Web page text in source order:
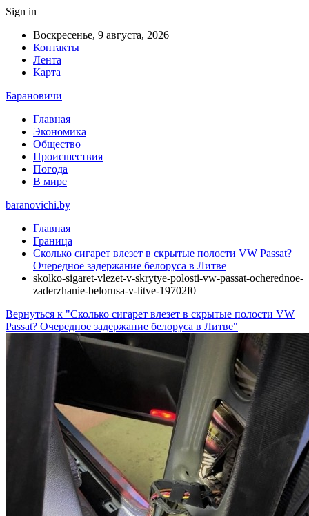
Sign in
Воскресенье, 9 августа, 2026
Контакты
Лента
Карта
Барановичи
Главная
Экономика
Общество
Происшествия
Погода
В мире
baranovichi.by
Главная
Граница
Сколько сигарет влезет в скрытые полости VW Passat?
Очередное задержание белоруса в Литве
skolko-sigaret-vlezet-v-skrytye-polosti-vw-passat-ocherednoe-
zaderzhanie-belorusa-v-litve-19702f0
Вернуться к "Сколько сигарет влезет в скрытые полости VW
Passat? Очередное задержание белоруса в Литве"